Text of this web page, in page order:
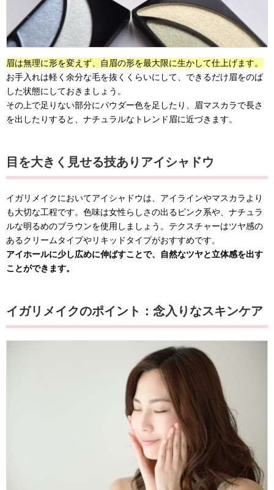
眉は無理に形を変えず、自眉の形を最大限に生かして仕上げます。
お手入れは軽く余分な毛を抜くくらいにして、できるだけ眉をのば
した状態にしておきましょう。
その上で足りない部分にパウダー色を足したり、眉マスカラで長さ
を出したりすると、ナチュラルなトレンド眉に近づきます。
目を大きく見せる技ありアイシャドウ
イガリメイクにおいてアイシャドウは、アイラインやマスカラより
も大切な工程です。色味は女性らしさの出るピンク系や、ナチュラ
ルな明るめのブラウンを使用しましょう。テクスチャーはツヤ感の
あるクリームタイプやリキッドタイプがおすすめです。
アイホールに少し広めに伸ばすことで、自然なツヤと立体感を出す
ことができます。
イガリメイクのポイント：念入りなスキンケア